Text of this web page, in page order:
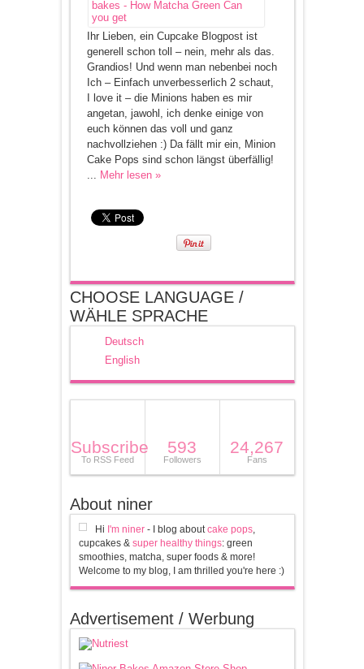
Ihr Lieben, ein Cupcake Blogpost ist
generell schon toll – nein, mehr als das.
Grandios! Und wenn man nebenbei noch
Ich – Einfach unverbesserlich 2 schaut,
I love it – die Minions haben es mir
angetan, jawohl, ich denke einige von
euch können das voll und ganz
nachvollziehen :) Da fällt mir ein, Minion
Cake Pops sind schon längst überfällig!
... Mehr lesen »
CHOOSE LANGUAGE /
WÄHLE SPRACHE
Deutsch
English
Subscribe
To RSS Feed
593
Followers
24,267
Fans
About niner
Hi I'm niner- I blog aboutcake pops,
cupcakes & super healthy things: green
smoothies, matcha, super foods & more!
Welcome to my blog, I am thrilled you're here :)
Advertisement / Werbung